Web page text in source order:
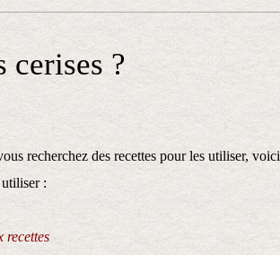
cerises ?
recherchez des recettes pour les utiliser, voici
:
recettes